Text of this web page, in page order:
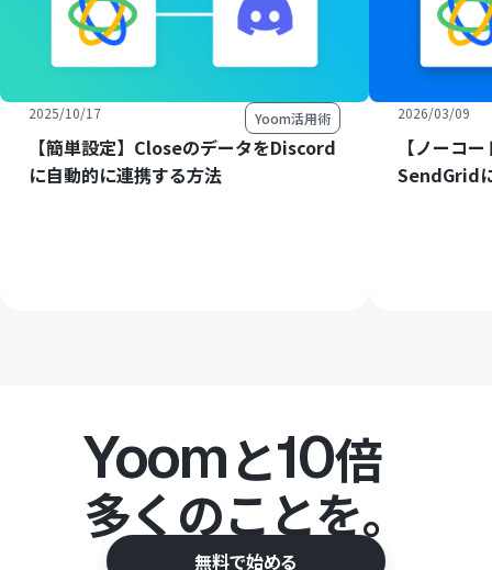
2025/10/17 Yoom活用術
【簡単設定】CloseのデータをDiscord
に自動的に連携する方法
2026/03/09
【ノーコ
SendGrid
Yoomと10倍
多くのことを。
無料で始める